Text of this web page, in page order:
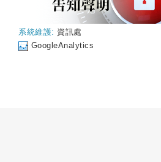
系統維護: 資訊處
GoogleAnalytics